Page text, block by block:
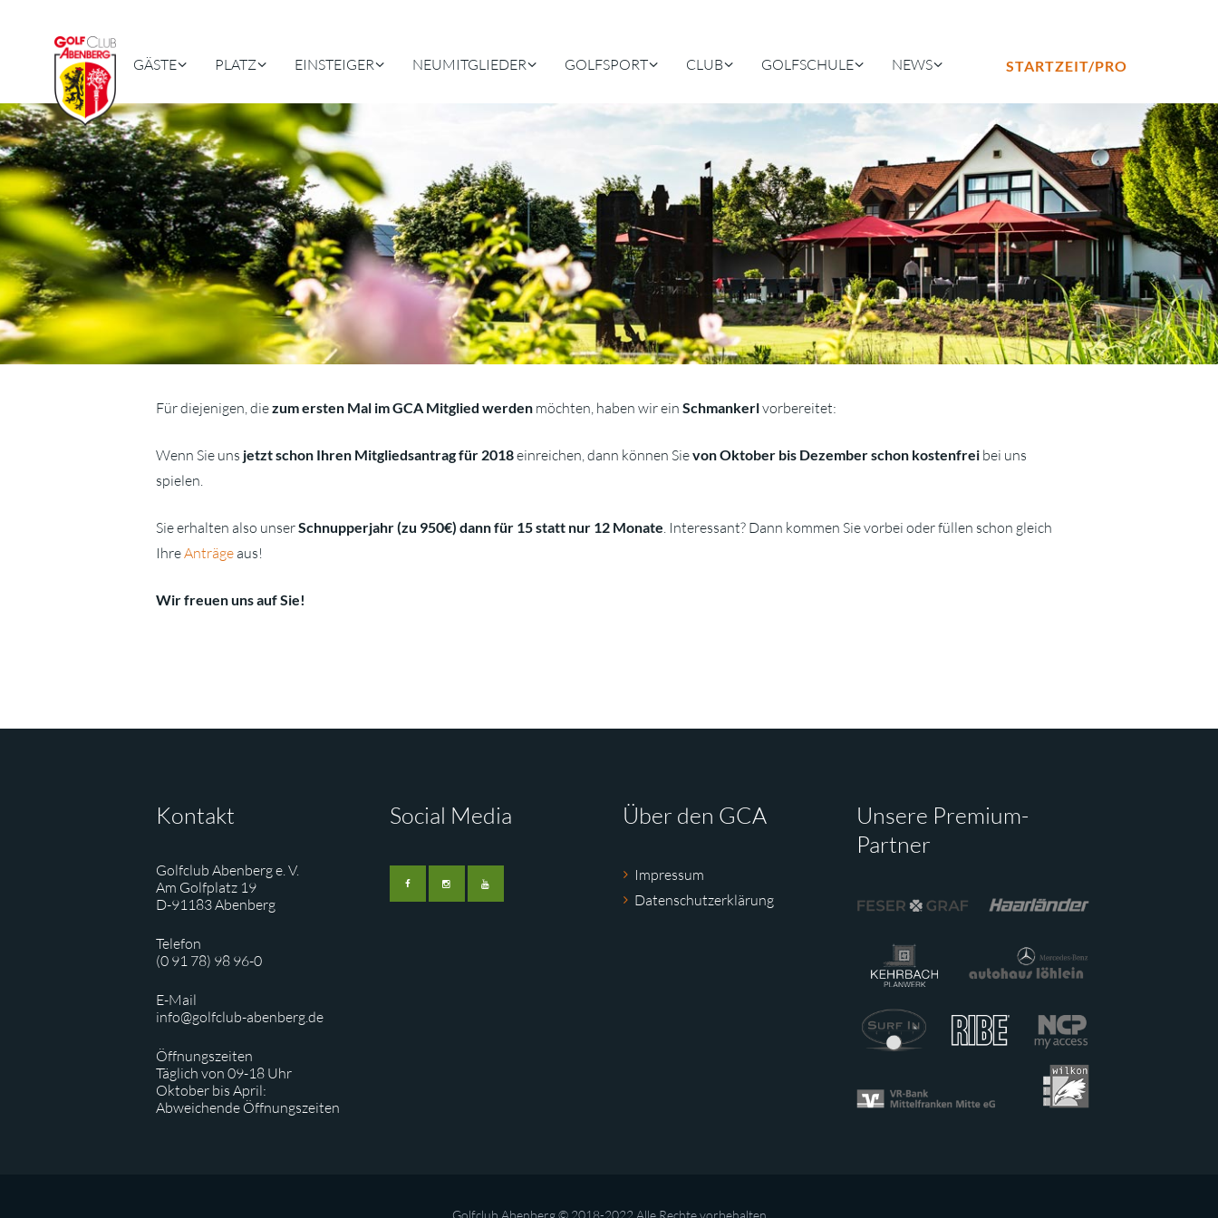
GÄSTE PLATZ EINSTEIGER NEUMITGLIEDER GOLFSPORT CLUB GOLFSCHULE NEWS STARTZEIT/PRO
Für diejenigen, diezum ersten Mal im GCA Mitglied werden möchten, haben wir ein Schmankerlvorbereitet:
Wenn Sie uns jetzt schon Ihren Mitgliedsantrag für 2018einreichen, dann können Sievon Oktober bis Dezember schon kostenfrei bei uns
spielen.
Sie erhalten also unserSchnupperjahr (zu 950€) dann für 15 statt nur 12 Monate . Interessant? Dann kommen Sie vorbei oder füllen schon gleich
IhreAnträge aus!
Wir freuen uns auf Sie!
Kontakt
Golfclub Abenberg e. V.
Am Golfplatz 19
D-91183 Abenberg
Telefon
(0 91 78) 98 96-0
E-Mail
info@golfclub-abenberg.de
Öffnungszeiten
Täglich von 09-18 Uhr
Oktober bis April:
Abweichende Öffnungszeiten
Social Media Über den GCA
Impressum
Datenschutzerklärung
Unsere Premium-
Partner
Golfclub Abenberg © 2018-2022 Alle Rechte vorbehalten